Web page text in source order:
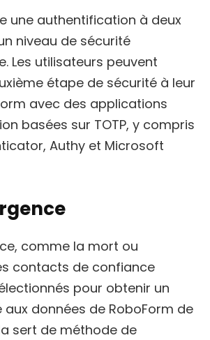
une authentification à deux
niveau de sécurité
Les utilisateurs peuvent
étape de sécurité à leur
avec des applications
basées sur TOTP, y compris
Authy et Microsoft
comme la mort ou
contacts de confiance
pour obtenir un
données de RoboForm de
sert de méthode de